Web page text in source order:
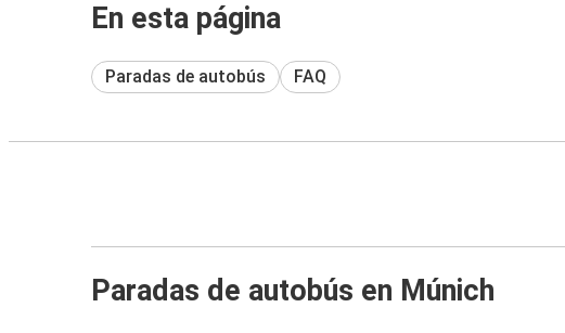
En esta página
Paradas de autobús FAQ
Paradas de autobús en Múnich